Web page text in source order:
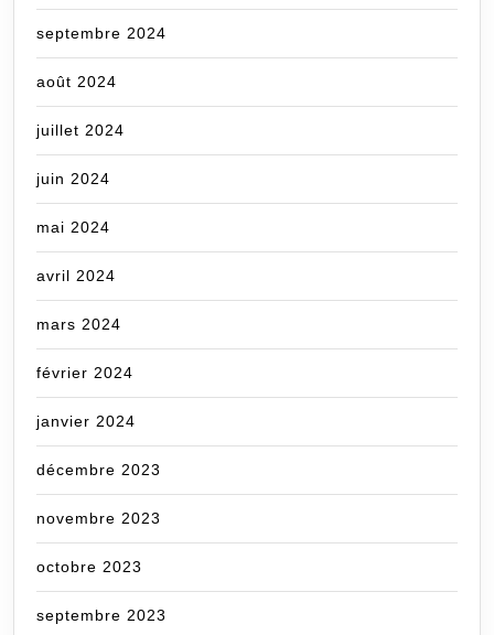
septembre 2024
août 2024
juillet 2024
juin 2024
mai 2024
avril 2024
mars 2024
février 2024
janvier 2024
décembre 2023
novembre 2023
octobre 2023
septembre 2023